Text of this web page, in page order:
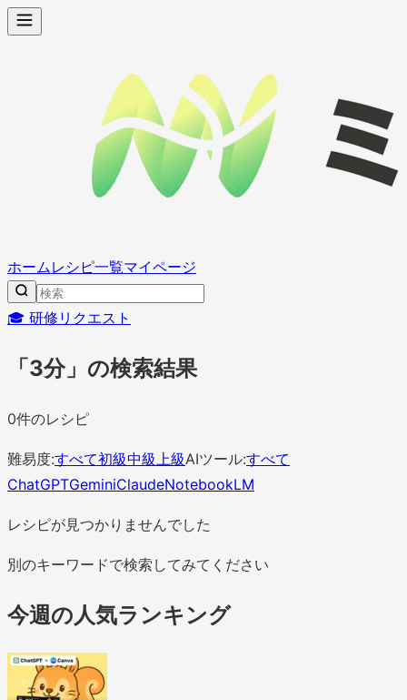
ホームレシピ一覧マイページ
🎓 研修リクエスト
「3分」の検索結果
0件のレシピ
難易度:すべて初級中級 上級AIツール:すべて
ChatGPTGeminiClaudeNotebookLM
レシピが見つかりませんでした
別のキーワードで検索してみてください
今週の人気ランキング